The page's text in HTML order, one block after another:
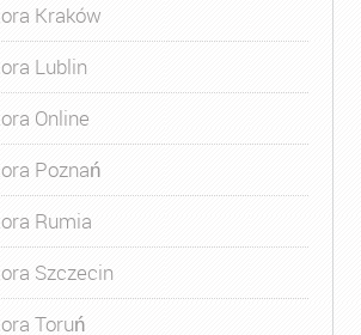
Kraków
Lublin
Online
Poznań
Rumia
Szczecin
Toruń